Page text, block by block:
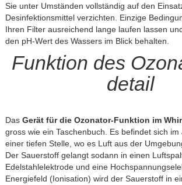
Sie unter Umständen vollständig auf den
Desinfektionsmittel verzichten. Einzige
Ihren Filter ausreichend lange laufen lassen
den pH-Wert des Wassers im Blick behalten.
Funktion des
detail
Das Gerät für die Ozonator-Funktion im
gross wie ein Taschenbuch. Es befindet sich im
einer tiefen Stelle, wo es Luft aus der
Der Sauerstoff gelangt sodann in einen
Edelstahlelektrode und eine
Energiefeld (Ionisation) wird der Sauerstoff in